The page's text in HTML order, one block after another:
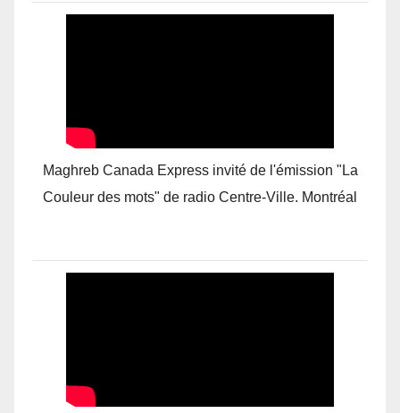
Maghreb Canada Express invité de l'émission "La
Couleur des mots" de radio Centre-Ville. Montréal